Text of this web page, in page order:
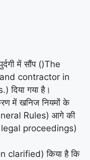
में सौंप ()The
contractor in
गया है।
में खनिज नियमों के
Rules) आगे की
legal proceedings)
clarified) किया है कि